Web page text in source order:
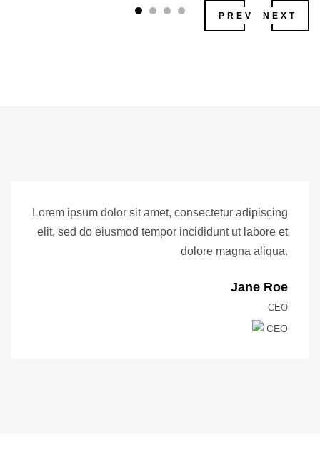
PREV NEXT
Lorem ipsum dolor sit amet, consectetur adipiscing
elit, sed do eiusmod tempor incididunt ut labore et
dolore magna aliqua.
Jane Roe
CEO